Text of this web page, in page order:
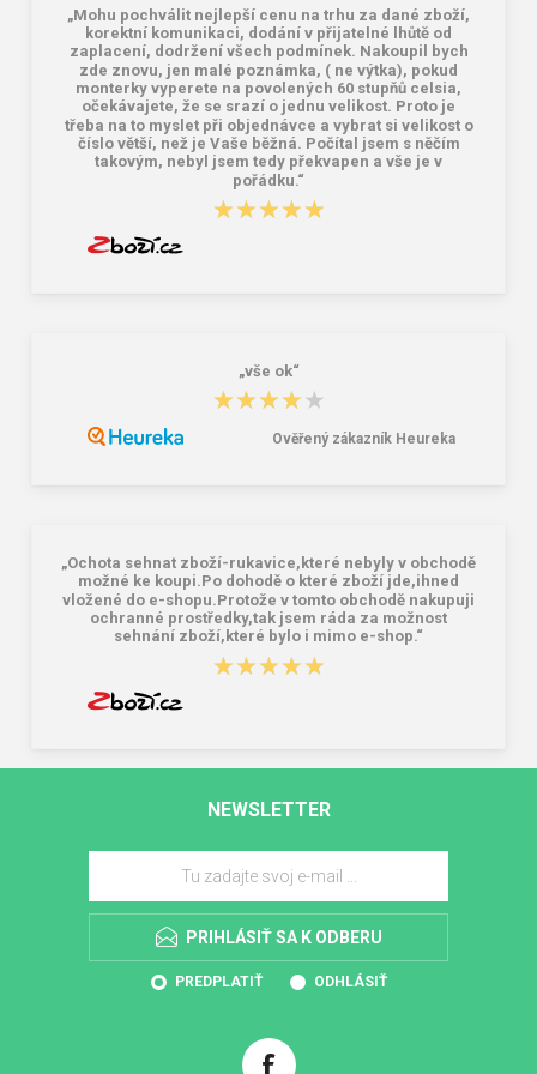
„Mohu pochválit nejlepší cenu na trhu za dané zboží,
korektní komunikaci, dodání v přijatelné lhůtě od
zaplacení, dodržení všech podmínek. Nakoupil bych
zde znovu, jen malé poznámka, ( ne výtka), pokud
monterky vyperete na povolených 60 stupňů celsia,
očekávajete, že se srazí o jednu velikost. Proto je
třeba na to myslet při objednávce a vybrat si velikost o
číslo větší, než je Vaše běžná. Počítal jsem s něčím
takovým, nebyl jsem tedy překvapen a vše je v
pořádku.“
★★★★★
★★★★★
„vše ok“
★★★★★
★★★★★
Ověřený zákazník Heureka
„Ochota sehnat zboží-rukavice,které nebyly v obchodě
možné ke koupi.Po dohodě o které zboží jde,ihned
vložené do e-shopu.Protože v tomto obchodě nakupuji
ochranné prostředky,tak jsem ráda za možnost
sehnání zboží,které bylo i mimo e-shop.“
★★★★★
★★★★★
NEWSLETTER
PRIHLÁSIŤ SA K ODBERU
PREDPLATIŤ ODHLÁSIŤ